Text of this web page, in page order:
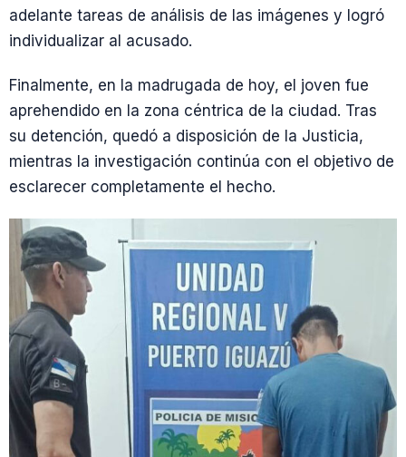
adelante tareas de análisis de las imágenes y logró
individualizar al acusado.
Finalmente, en la madrugada de hoy, el joven fue
aprehendido en la zona céntrica de la ciudad. Tras
su detención, quedó a disposición de la Justicia,
mientras la investigación continúa con el objetivo de
esclarecer completamente el hecho.